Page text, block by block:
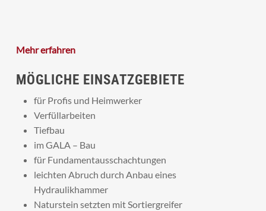
Mehr erfahren
MÖGLICHE EINSATZGEBIETE
für Profis und Heimwerker
Verfüllarbeiten
Tiefbau
im GALA – Bau
für Fundamentausschachtungen
leichten Abruch durch Anbau eines
Hydraulikhammer
Naturstein setzten mit Sortiergreifer